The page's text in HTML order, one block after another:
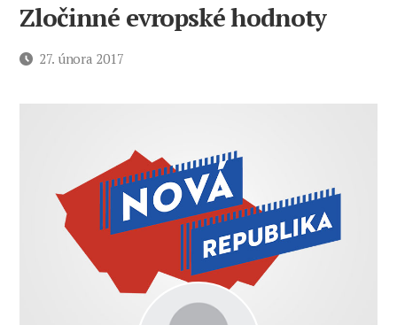
Zločinné evropské hodnoty
Datum27. února 2017